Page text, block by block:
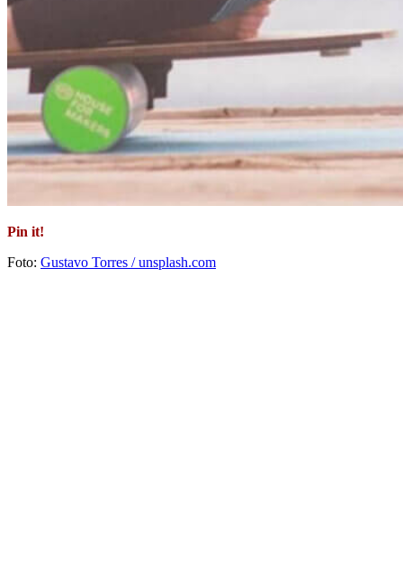
Pin it!
Foto: Gustavo Torres / unsplash.com